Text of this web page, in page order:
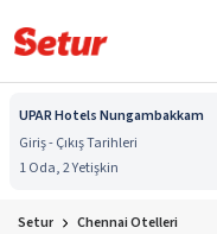
UPAR Hotels Nungambakkam
Giriş - Çıkış Tarihleri
1 Oda, 2 Yetişkin
Setur Chennai Otelleri